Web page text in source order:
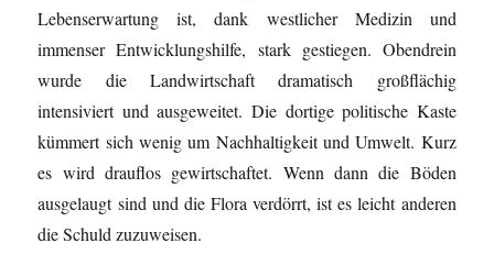
Lebenserwartung ist, dank westlicher Medizin und
immenser Entwicklungshilfe, stark gestiegen. Obendrein
wurde die Landwirtschaft dramatisch großflächig
intensiviert und ausgeweitet. Die dortige politische Kaste
kümmert sich wenig um Nachhaltigkeit und Umwelt. Kurz
es wird drauflos gewirtschaftet. Wenn dann die Böden
ausgelaugt sind und die Flora verdörrt, ist es leicht anderen
die Schuld zuzuweisen.